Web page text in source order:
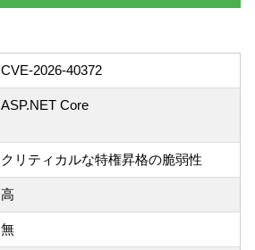
CVE-2026-40372
ASP.NET Core
クリティカルな特権昇格の脆弱性
高
無